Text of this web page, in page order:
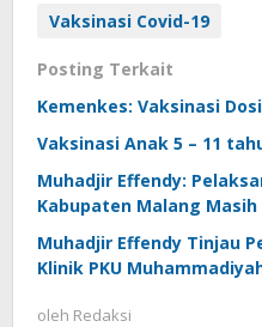
Vaksinasi Covid-19
Posting Terkait
Kemenkes: Vaksinasi
Vaksinasi Anak 5 – 11
Muhadjir Effendy:
Kabupaten Malang Masih
Muhadjir Effendy Tinjau
Klinik PKU
oleh Redaksi